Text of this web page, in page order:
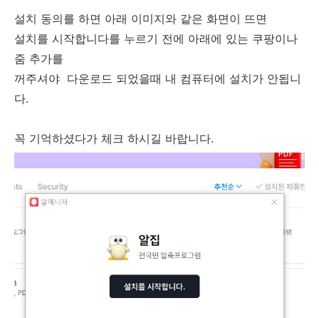
설치 동의를 하면 아래 이미지와 같은 화면이 뜨면
설치를 시작합니다를 누르기 전에 아래에 있는 쿠팡이나
줌 추가를
꺼주셔야 다운로드 되었을때 내 컴퓨터에 설치가 안됩니
다.
꼭 기억하셨다가 체크 하시길 바랍니다.